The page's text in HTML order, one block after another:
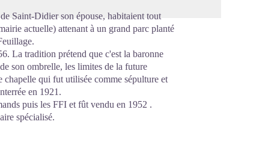
Saint-Didier son épouse, habitaient tout
actuelle) attenant à un grand parc planté
La tradition prétend que c'est la baronne
son ombrelle, les limites de la future
qui fut utilisée comme sépulture et
en 1921.
puis les FFI et fût vendu en 1952 .
spécialisé.